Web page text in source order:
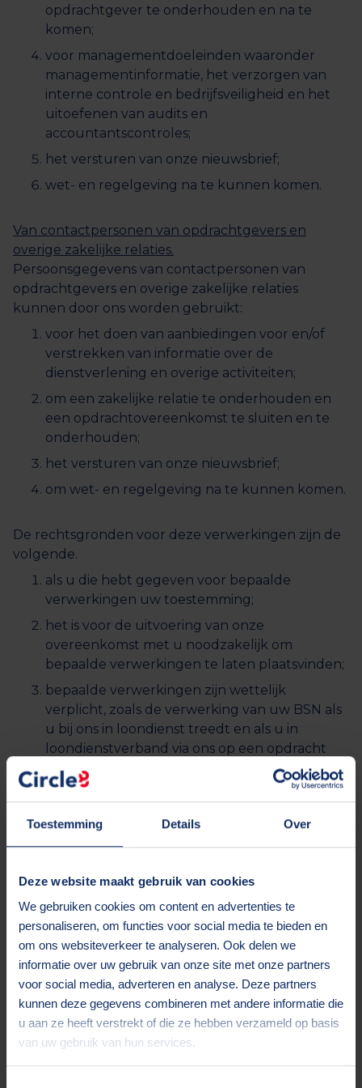
Toestemming Details Over
Deze website maakt gebruik van cookies
We gebruiken cookies om content en advertenties te
personaliseren, om functies voor social media te bieden en
om ons websiteverkeer te analyseren. Ook delen we
informatie over uw gebruik van onze site met onze partners
voor social media, adverteren en analyse. Deze partners
kunnen deze gegevens combineren met andere informatie die
u aan ze heeft verstrekt of die ze hebben verzameld op basis
van uw gebruik van hun services.
opdrachtgever te onderhouden en na te
komen;
voor managementdoeleinden waaronder
managementinformatie, het verzorgen van
interne controle en bedrijfsveiligheid en het
uitoefenen van audits en
accountantscontroles;
het versturen van onze nieuwsbrief;
wet- en regelgeving na te kunnen komen.
Van contactpersonen van opdrachtgevers en
overige zakelijke relaties.
Persoonsgegevens van contactpersonen van
opdrachtgevers en overige zakelijke relaties
kunnen door ons worden gebruikt:
voor het doen van aanbiedingen voor en/of
verstrekken van informatie over de
dienstverlening en overige activiteiten;
om een zakelijke relatie te onderhouden en
een opdrachtovereenkomst te sluiten en te
onderhouden;
het versturen van onze nieuwsbrief;
om wet- en regelgeving na te kunnen komen.
De rechtsgronden voor deze verwerkingen zijn de
volgende.
als u die hebt gegeven voor bepaalde
verwerkingen uw toestemming;
het is voor de uitvoering van onze
overeenkomst met u noodzakelijk om
bepaalde verwerkingen te laten plaatsvinden;
bepaalde verwerkingen zijn wettelijk
verplicht, zoals de verwerking van uw BSN als
u bij ons in loondienst treedt en als u in
loondienstverband via ons op een opdracht
wordt geplaatst;
bepaalde verwerkingen zijn noodzakelijk om
behartigen. Die belangen bestaan uit het
goed kunnen uitvoeren van onze
- kandidaten in ons bestand op te nemen, die
via tussenpersonen en fora te kennen hebben
gegeven open te staan voor inzet bij een
opdrachtgever;
- contact te kunnen onderhouden met onze
zakelijke relaties en daarvoor de
persoonsgegevens van contactpersonen te
verwerken.